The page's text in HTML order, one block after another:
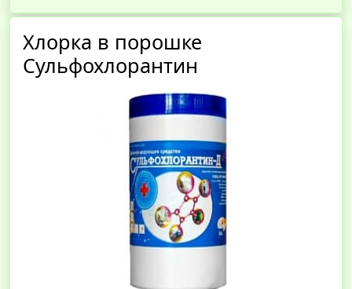
Хлорка в порошке
Сульфохлорантин